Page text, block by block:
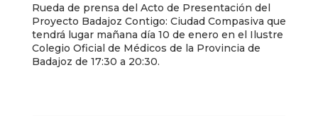
Rueda de prensa del Acto de Presentación del
Proyecto Badajoz Contigo: Ciudad Compasiva que
tendrá lugar mañana día 10 de enero en el Ilustre
Colegio Oficial de Médicos de la Provincia de
Badajoz de 17:30 a 20:30.